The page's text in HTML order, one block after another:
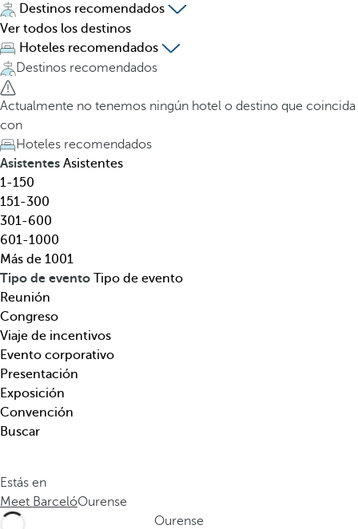
a
h
o
t
e
l
,
d
e
s
t
i
n
o
,
t
e
m
á
t
i
c
a
.
l
s
a
r
l
a
t
e
c
l
a
d
e
f
l
e
c
h
a
h
a
c
i
b
a
Destinos recomendados
Ver todos los destinos
Hoteles recomendados
Destinos recomendados
Actualmente no tenemos ningún hotel o destino que coincida
con
Hoteles recomendados
Asistentes Asistentes
1-150
151-300
301-600
601-1000
Más de 1001
Tipo de evento Tipo de evento
Reunión
Congreso
Viaje de incentivos
Evento corporativo
Presentación
Exposición
Convención
Buscar
Estás en
Meet BarcelóOurense
Ourense